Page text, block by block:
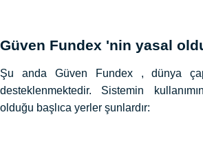
Güven Fundex 'nin yasal
Şu anda Güven Fundex , dünya
desteklenmektedir. Sistemin
olduğu başlıca yerler şunlardır: